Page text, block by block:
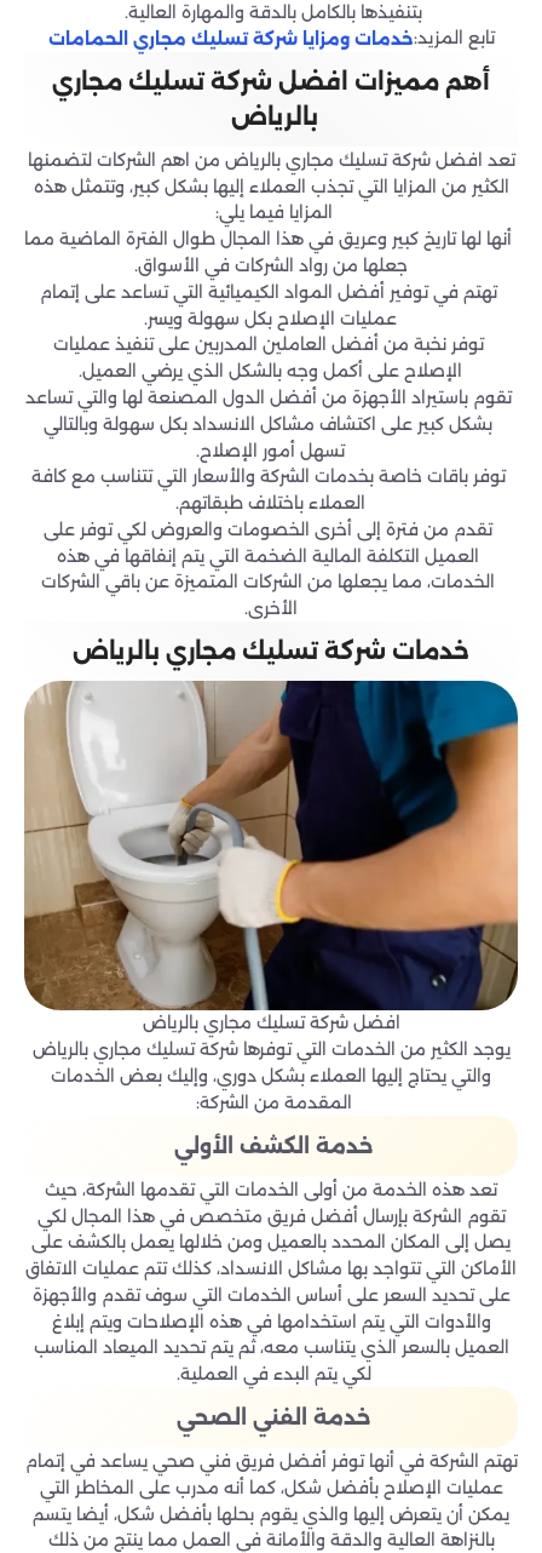
بتنفيذها بالكامل بالدقة والمهارة العالية.
تابع المزيد:خدمات ومزايا شركة تسليك مجاري الحمامات
أهم مميزات افضل شركة تسليك مجاري
بالرياض
تعد افضل شركة تسليك مجاري بالرياض من اهم الشركات لتضمنها
الكثير من المزايا التي تجذب العملاء إليها بشكل كبير، وتتمثل هذه
المزايا فيما يلي:
أنها لها تاريخ كبير وعريق في هذا المجال طوال الفترة الماضية مما
جعلها من رواد الشركات في الأسواق.
تهتم في توفير أفضل المواد الكيميائية التي تساعد على إتمام
عمليات الإصلاح بكل سهولة ويسر.
توفر نخبة من أفضل العاملين المدربين على تنفيذ عمليات
الإصلاح على أكمل وجه بالشكل الذي يرضي العميل.
تقوم باستيراد الأجهزة من أفضل الدول المصنعة لها والتي تساعد
بشكل كبير على اكتشاف مشاكل الانسداد بكل سهولة وبالتالي
تسهل أمور الإصلاح.
توفر باقات خاصة بخدمات الشركة والأسعار التي تتناسب مع كافة
العملاء باختلاف طبقاتهم.
تقدم من فترة إلى أخرى الخصومات والعروض لكي توفر على
العميل التكلفة المالية الضخمة التي يتم إنفاقها في هذه
الخدمات، مما يجعلها من الشركات المتميزة عن باقي الشركات
الأخرى.
خدمات شركة تسليك مجاري بالرياض
افضل شركة تسليك مجاري بالرياض
يوجد الكثير من الخدمات التي توفرها شركة تسليك مجاري بالرياض
والتي يحتاج إليها العملاء بشكل دوري، وإليك بعض الخدمات
المقدمة من الشركة:
خدمة الكشف الأولي
تعد هذه الخدمة من أولى الخدمات التي تقدمها الشركة، حيث
تقوم الشركة بإرسال أفضل فريق متخصص في هذا المجال لكي
يصل إلى المكان المحدد بالعميل ومن خلالها يعمل بالكشف على
الأماكن التي تتواجد بها مشاكل الانسداد، كذلك تتم عمليات الاتفاق
على تحديد السعر على أساس الخدمات التي سوف تقدم والأجهزة
والأدوات التي يتم استخدامها في هذه الإصلاحات ويتم إبلاغ
العميل بالسعر الذي يتناسب معه، ثم يتم تحديد الميعاد المناسب
لكي يتم البدء في العملية.
خدمة الفني الصحي
تهتم الشركة في أنها توفر أفضل فريق فني صحي يساعد في إتمام
عمليات الإصلاح بأفضل شكل، كما أنه مدرب على المخاطر التي
يمكن أن يتعرض إليها والذي يقوم بحلها بأفضل شكل، أيضا يتسم
بالنزاهة العالية والدقة والأمانة في العمل مما ينتج من ذلك